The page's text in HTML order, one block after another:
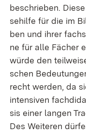
be­schrie­ben.
se­hil­fe für die im
ben und ih­rer
ne für al­le Fä­cher
wür­de den
schen
recht wer­den, da
in­ten­si­ven
sis ei­ner lan­gen
Des Wei­te­ren